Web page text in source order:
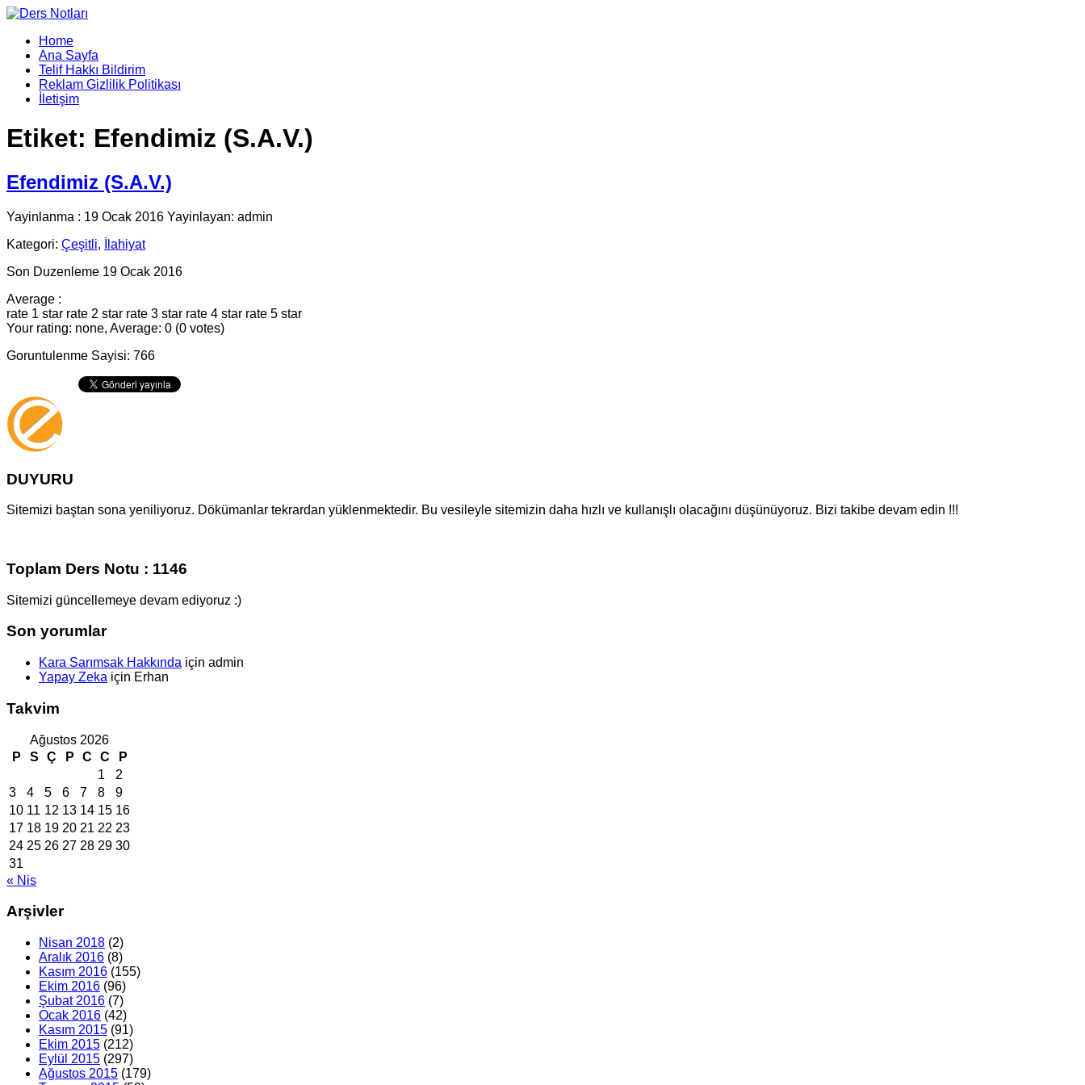
Home
Ana Sayfa
Telif Hakkı Bildirim
Reklam Gizlilik Politikası
İletişim
Etiket: Efendimiz (S.A.V.)
Efendimiz (S.A.V.)
Yayinlanma : 19 Ocak 2016 Yayinlayan: admin
Kategori: Çeşitli,
İlahiyat
Son Duzenleme 19 Ocak 2016
Average :
rate 1 star rate 2 star rate 3 star rate 4 star rate 5 star
Your rating: none, Average: 0 (0 votes)
Goruntulenme Sayisi: 766
DUYURU
Sitemizi baştan sona yeniliyoruz. Dökümanlar tekrardan yüklenmektedir. Bu vesileyle sitemizin daha hızlı ve kullanışlı olacağını düşünüyoruz. Bizi takibe devam edin !!!
Toplam Ders Notu : 1146
Sitemizi güncellemeye devam ediyoruz :)
Son yorumlar
Kara Sarımsak Hakkında için admin
Yapay Zeka için Erhan
Takvim
Ağustos 2026
P
S Ç P C C
P
1
2
3
4 5 6 7 8
9
10 11 12 13 14 15 16
17 18 19 20 21 22 23
24 25 26 27 28 29 30
31
« Nis
Arşivler
Nisan 2018 (2)
Aralık 2016 (8)
Kasım 2016 (155)
Ekim 2016 (96)
Şubat 2016 (7)
Ocak 2016 (42)
Kasım 2015 (91)
Ekim 2015 (212)
Eylül 2015 (297)
Ağustos 2015 (179)